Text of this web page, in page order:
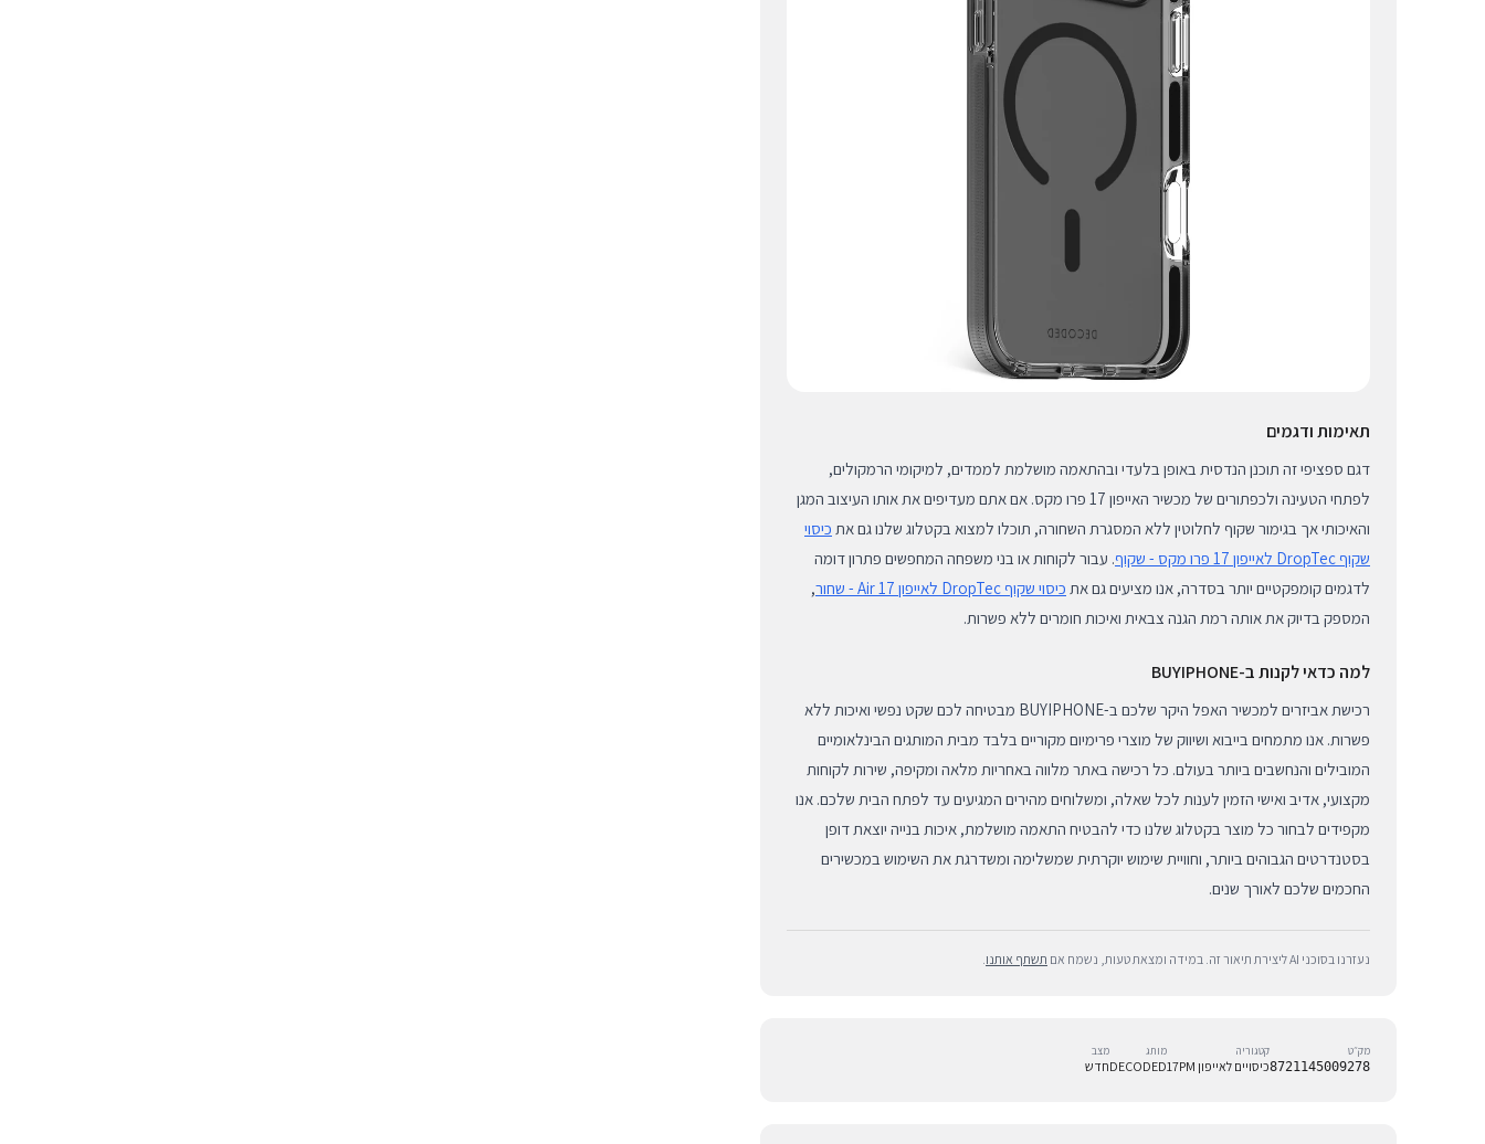
תאימות ודגמים
דגם ספציפי זה תוכנן הנדסית באופן בלעדי ובהתאמה מושלמת לממדים, למיקומי הרמקולים,
לפתחי הטעינה ולכפתורים של מכשיר האייפון 17 פרו מקס. אם אתם מעדיפים את אותו העיצוב המגן
והאיכותי אך בגימור שקוף לחלוטין ללא המסגרת השחורה, תוכלו למצוא בקטלוג שלנו גם את כיסוי
שקוף DropTec לאייפון 17 פרו מקס - שקוף
. עבור לקוחות או בני משפחה המחפשים פתרון דומה
לדגמים קומפקטיים יותר בסדרה, אנו מציעים גם את כיסוי שקוף DropTec לאייפון 17 Air - שחור
,
המספק בדיוק את אותה רמת הגנה צבאית ואיכות חומרים ללא פשרות.
למה כדאי לקנות ב-BUYIPHONE
רכישת אביזרים למכשיר האפל היקר שלכם ב-BUYIPHONE מבטיחה לכם שקט נפשי ואיכות ללא
פשרות. אנו מתמחים בייבוא ושיווק של מוצרי פרימיום מקוריים בלבד מבית המותגים הבינלאומיים
המובילים והנחשבים ביותר בעולם. כל רכישה באתר מלווה באחריות מלאה ומקיפה, שירות לקוחות
מקצועי, אדיב ואישי הזמין לענות לכל שאלה, ומשלוחים מהירים המגיעים עד לפתח הבית שלכם. אנו
מקפידים לבחור כל מוצר בקטלוג שלנו כדי להבטיח התאמה מושלמת, איכות בנייה יוצאת דופן
בסטנדרטים הגבוהים ביותר, וחוויית שימוש יוקרתית שמשלימה ומשדרגת את השימוש במכשירים
החכמים שלכם לאורך שנים.
נעזרנו בסוכני AI ליצירת תיאור זה. במידה ומצאת טעות, נשמח אם תשתף אותנו.
מק״ט
8721145009278
קטגוריה
כיסויים לאייפון 17PM
מותג
DECODED
מצב
חדש